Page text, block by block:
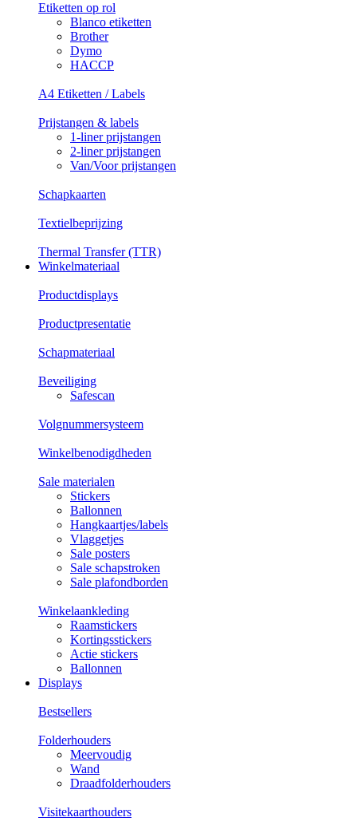
Etiketten op rol
Blanco etiketten
Brother
Dymo
HACCP
A4 Etiketten / Labels
Prijstangen & labels
1-liner prijstangen
2-liner prijstangen
Van/Voor prijstangen
Schapkaarten
Textielbeprijzing
Thermal Transfer (TTR)
Winkelmateriaal
Productdisplays
Productpresentatie
Schapmateriaal
Beveiliging
Safescan
Volgnummersysteem
Winkelbenodigdheden
Sale materialen
Stickers
Ballonnen
Hangkaartjes/labels
Vlaggetjes
Sale posters
Sale schapstroken
Sale plafondborden
Winkelaankleding
Raamstickers
Kortingsstickers
Actie stickers
Ballonnen
Displays
Bestsellers
Folderhouders
Meervoudig
Wand
Draadfolderhouders
Visitekaarthouders